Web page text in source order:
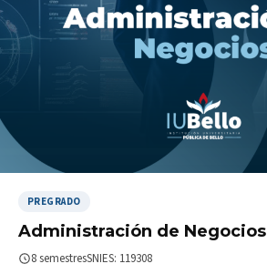
PREGRADO
Administración de Negocios
8 semestresSNIES: 119308